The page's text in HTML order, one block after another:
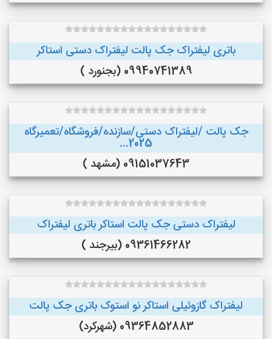
باتری لیفتراک جک پالت لیفتراک دستی استاکر
09940741389 (بجنورد )
جک پالت /لیفتراک دستی/سازنده/فروشگاه/تعمیرگاه
2025...
09151037643 (مشهد )
لیفتراک دستی جک پالت استاکر باتری لیفتراک
09361466282 (بیرجند )
لیفتراک گازوئیلی استاکر نو استوک باتری جک پالت
09364852883 (شهرکرد)